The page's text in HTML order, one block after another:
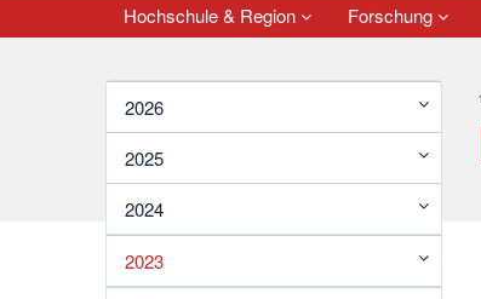
Hochschule & Region Forschung
2026
2025
2024
2023